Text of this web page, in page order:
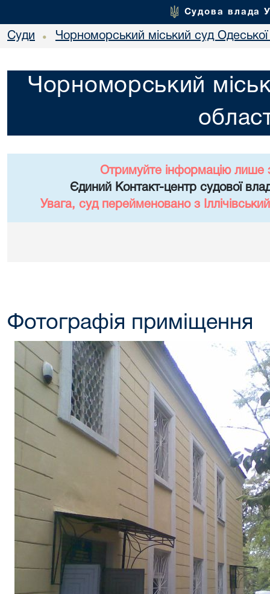
Судова влада
Суди • Чорноморський міський суд Одеської
Чорноморський
Отримуйте інформацію лише
Єдиний Контакт-центр судової
Увага, суд перейменовано з
Фотографія приміщення